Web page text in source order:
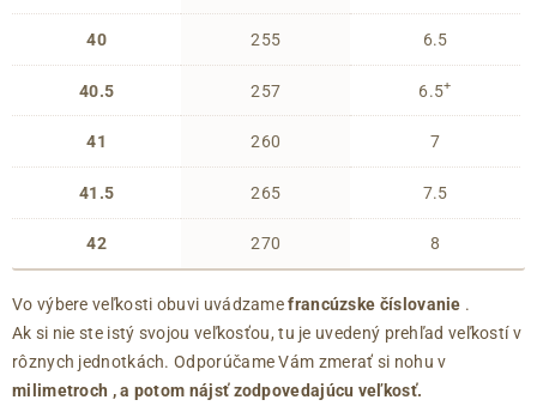
40
40.5
41
41.5
42
255
257
260
265
270
6.5
6.5+
7
7.5
8
Vo výbere veľkosti obuvi uvádzamefrancúzske číslovanie .
Ak si nie ste istý svojou veľkosťou, tu je uvedený prehľad veľkostí v
rôznych jednotkách. Odporúčame Vám zmerať si nohu v
milimetroch , a potom nájsť zodpovedajúcu veľkosť.